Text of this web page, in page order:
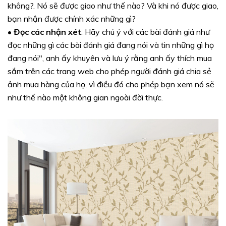
không?. Nó sẽ được giao như thế nào? Và khi nó được giao,
bạn nhận được chính xác những gì?
• Đọc các nhận xét. Hãy chú ý với các bài đánh giá như
đọc những gì các bài đánh giá đang nói và tin những gì họ
đang nói", anh ấy khuyên và lưu ý rằng anh ấy thích mua
sắm trên các trang web cho phép người đánh giá chia sẻ
ảnh mua hàng của họ, vì điều đó cho phép bạn xem nó sẽ
như thế nào một không gian ngoài đời thực.